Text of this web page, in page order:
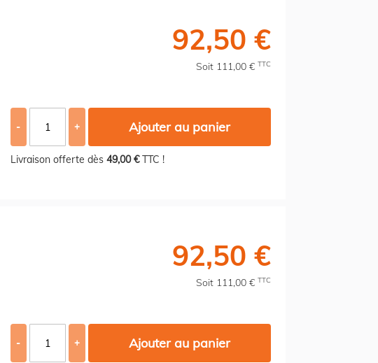
92,50 €
Soit 111,00 € TTC
- + Ajouter au panier
Livraison offerte dès 49,00 €TTC !
92,50 €
Soit 111,00 € TTC
- + Ajouter au panier